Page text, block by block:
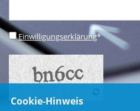
Einwilligungserklärung*
Cookie-Hinweis